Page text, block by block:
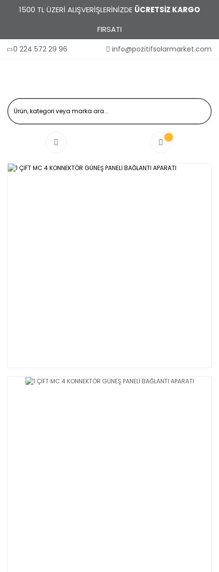
1500 TL ÜZERİ ALIŞVERİŞLERİNİZDE ÜCRETSİZ KARGO
FIRSATI
0 224 572 29 96 info@pozitifsolarmarket.com